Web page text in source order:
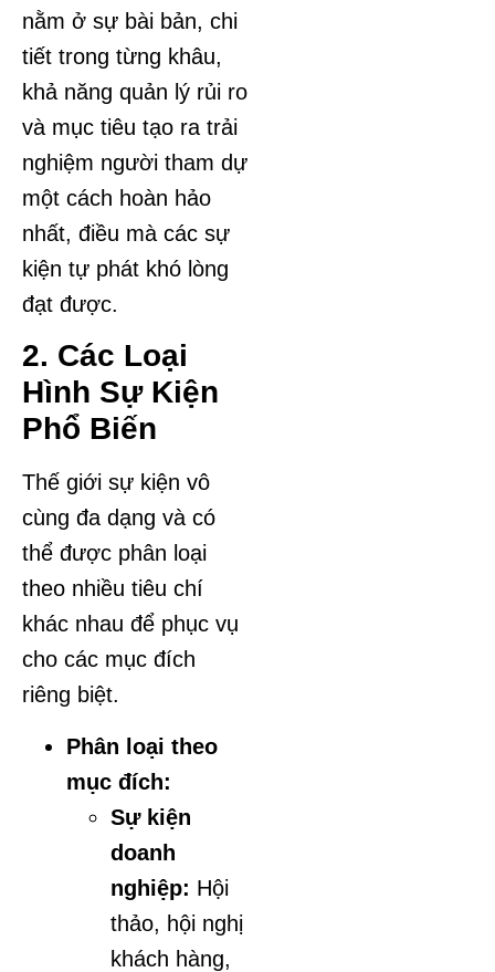
nằm ở sự bài bản, chi
tiết trong từng khâu,
khả năng quản lý rủi ro
và mục tiêu tạo ra trải
nghiệm người tham dự
một cách hoàn hảo
nhất, điều mà các sự
kiện tự phát khó lòng
đạt được.
2. Các Loại
Hình Sự Kiện
Phổ Biến
Thế giới sự kiện vô
cùng đa dạng và có
thể được phân loại
theo nhiều tiêu chí
khác nhau để phục vụ
cho các mục đích
riêng biệt.
Phân loại theo
mục đích:
Sự kiện
doanh
nghiệp: Hội
thảo, hội nghị
khách hàng,